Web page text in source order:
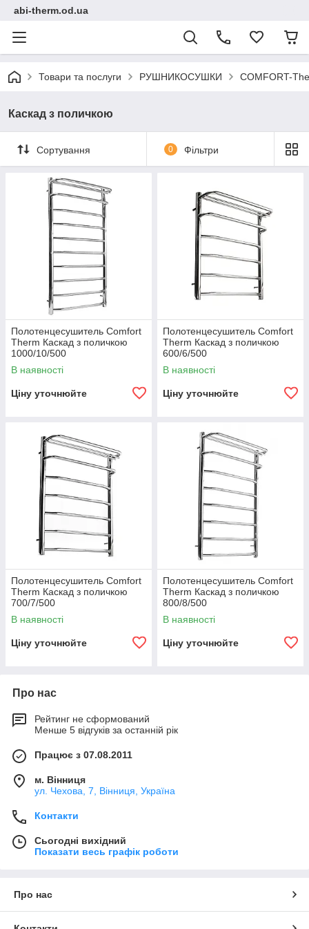
abi-therm.od.ua
Товари та послуги РУШНИКОСУШКИ COMFORT-
Каскад з поличкою
Сортування 0 Фільтри
Полотенцесушитель Comfort
Therm Каскад з поличкою
1000/10/500
В наявності
Ціну уточнюйте
Полотенцесушитель Comfort
Therm Каскад з поличкою
600/6/500
В наявності
Ціну уточнюйте
Полотенцесушитель Comfort
Therm Каскад з поличкою
700/7/500
В наявності
Ціну уточнюйте
Полотенцесушитель Comfort
Therm Каскад з поличкою
800/8/500
В наявності
Ціну уточнюйте
Про нас
Рейтинг не сформований
Менше 5 відгуків за останній рік
Працює з 07.08.2011
м. Вінниця
ул. Чехова, 7, Вінниця, Україна
Контакти
Сьогодні вихідний
Показати весь графік роботи
Про нас